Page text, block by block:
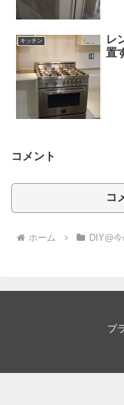
キッチン
レ
置
コメント
コ
ホーム DIY@
プ